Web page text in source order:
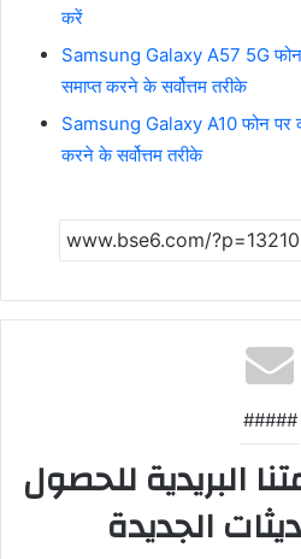
करें
Samsung Galaxy A57 5G
समाप्त करने के सर्वोत्तम तरीके
Samsung Galaxy A10 फोन पर
करने के सर्वोत्तम तरीके
#####
البريدية للحصول